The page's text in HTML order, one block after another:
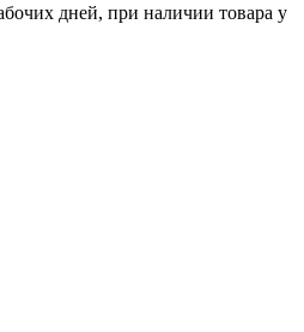
дней, при наличии товара у